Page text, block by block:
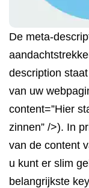
De meta-
description
van uw
content=”Hier
zinnen” />). In
van de content
u kunt er slim
belangrijkste